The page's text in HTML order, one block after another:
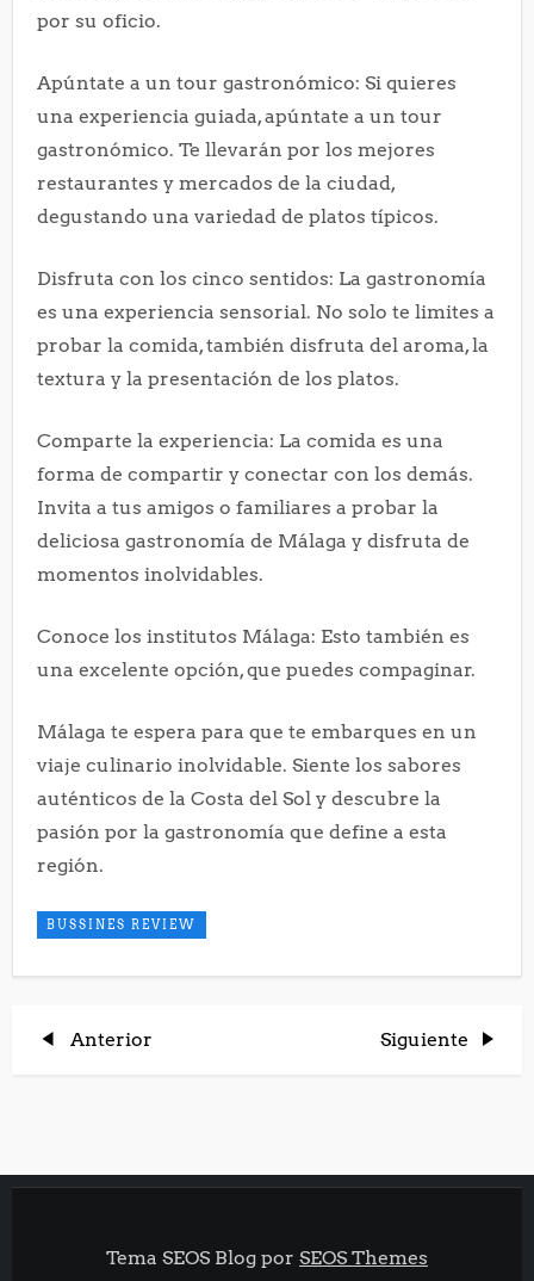
por su oficio.
Apúntate a un tour gastronómico: Si quieres
una experiencia guiada, apúntate a un tour
gastronómico. Te llevarán por los mejores
restaurantes y mercados de la ciudad,
degustando una variedad de platos típicos.
Disfruta con los cinco sentidos: La gastronomía
es una experiencia sensorial. No solo te limites a
probar la comida, también disfruta del aroma, la
textura y la presentación de los platos.
Comparte la experiencia: La comida es una
forma de compartir y conectar con los demás.
Invita a tus amigos o familiares a probar la
deliciosa gastronomía de Málaga y disfruta de
momentos inolvidables.
Conoce los institutos Málaga: Esto también es
una excelente opción, que puedes compaginar.
Málaga te espera para que te embarques en un
viaje culinario inolvidable. Siente los sabores
auténticos de la Costa del Sol y descubre la
pasión por la gastronomía que define a esta
región.
BUSSINES REVIEW
N
v
Entrada
Anterior
Entrada
Siguiente
Tema SEOS Blog por SEOS Themes